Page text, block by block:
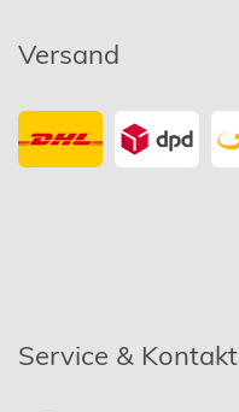
Versand
Service & Kontakt